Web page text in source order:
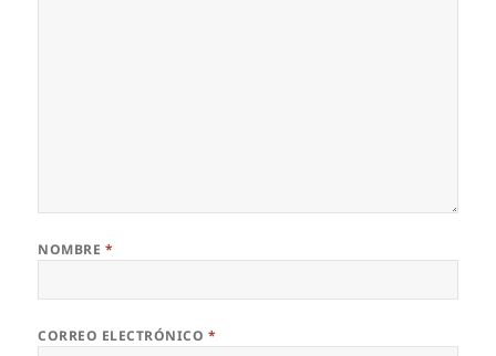
NOMBRE *
CORREO ELECTRÓNICO *